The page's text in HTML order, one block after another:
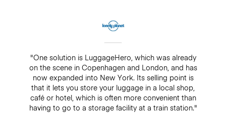
"One solution is LuggageHero, which was already
on the scene in Copenhagen and London, and has
now expanded into New York. Its selling point is
that it lets you store your luggage in a local shop,
café or hotel, which is often more convenient than
having to go to a storage facility at a train station."